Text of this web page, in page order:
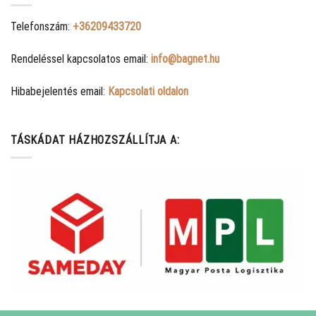
Telefonszám: +36209433720
Rendeléssel kapcsolatos email: info@bagnet.hu
Hibabejelentés email: Kapcsolati oldalon
TÁSKÁDAT HÁZHOZSZÁLLÍTJA A: